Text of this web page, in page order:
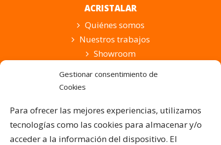
Gestionar consentimiento de
Cookies
Para ofrecer las mejores experiencias, utilizamos
tecnologías como las cookies para almacenar y/o
acceder a la información del dispositivo. El
ACRISTALAR
Quiénes somos
Nuestros trabajos
Showroom
PRODUCTOS Y SERVICIOS
Pérgolas Bioclimáticas
Cortinas de Cristal
Cubiertas para Pisicinas